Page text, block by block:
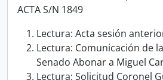
ACTA S/N 1849
Lectura: Acta sesión
Lectura: Comunicación de
Senado Abonar a Miguel
Lectura: Solicitud Coronel